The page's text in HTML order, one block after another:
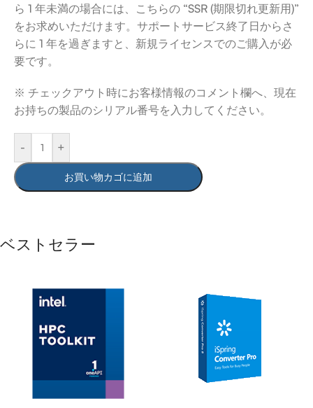
ら 1 年未満の場合には、こちらの “SSR (期限切れ更新用)”
をお求めいただけます。サポートサービス終了日からさ
らに 1 年を過ぎますと、新規ライセンスでのご購入が必
要です。
※ チェックアウト時にお客様情報のコメント欄へ、現在
お持ちの製品のシリアル番号を入力してください。
- +
お買い物カゴに追加
ベストセラー